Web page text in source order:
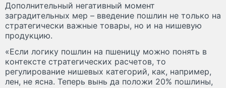
Дополнительный негативный момент
заградительных мер – введение пошлин не только на
стратегически важные товары, но и на нишевую
продукцию.
«Если логику пошлин на пшеницу можно понять в
контексте стратегических расчетов, то
регулирование нишевых категорий, как, например,
лен, не ясна. Теперь вынь да положи 20% пошлины,